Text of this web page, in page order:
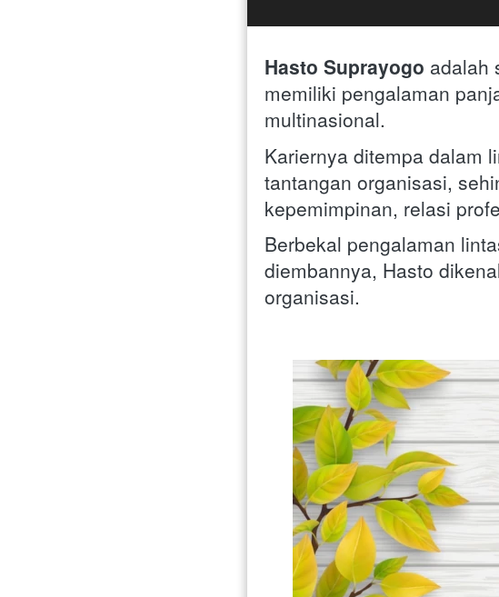
Hasto Suprayogo adalah
memiliki pengalaman
multinasional.
Kariernya ditempa dalam
tantangan organisasi,
kepemimpinan, relasi
Berbekal pengalaman
diembannya, Hasto
organisasi.